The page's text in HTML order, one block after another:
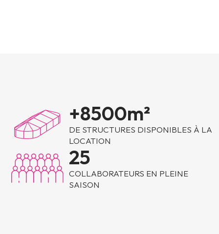
+8500m²
DE STRUCTURES DISPONIBLES À LA
LOCATION
25
COLLABORATEURS EN PLEINE
SAISON